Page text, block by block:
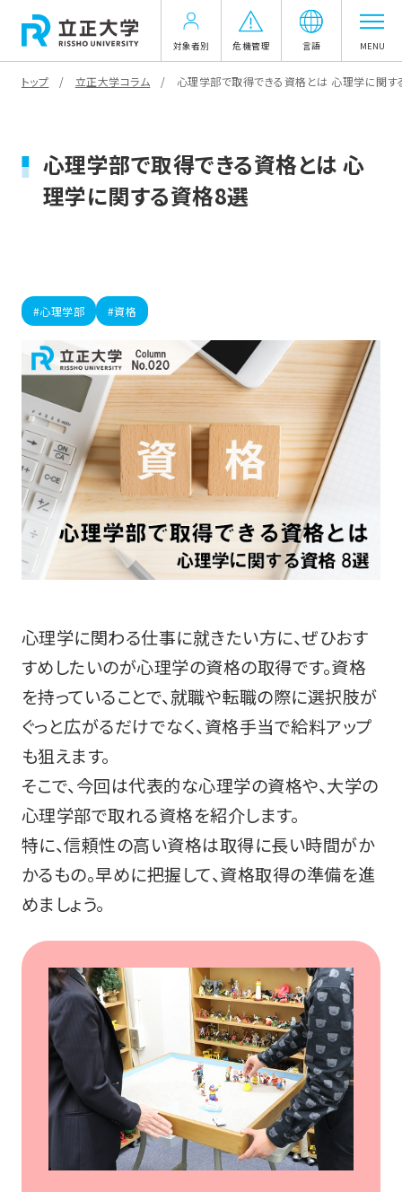
対象者別 危機管理 言語 MENU
トップ 立正大学コラム 心理学部で取得できる資格とは 心理学に関す
心理学部で取得できる資格とは 心
理学に関する資格8選
#心理学部 #資格
心理学に関わる仕事に就きたい方に、ぜひおす
すめしたいのが心理学の資格の取得です。資格
を持っていることで、就職や転職の際に選択肢が
ぐっと広がるだけでなく、資格手当で給料アップ
も狙えます。
そこで、今回は代表的な心理学の資格や、大学の
心理学部で取れる資格を紹介します。
特に、信頼性の高い資格は取得に長い時間がか
かるもの。早めに把握して、資格取得の準備を進
めましょう。